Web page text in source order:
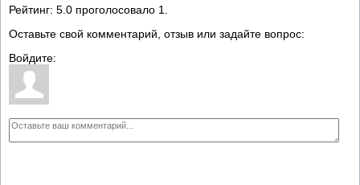
Рейтинг: 5.0 проголосовало 1
Оставьте свой комментарий, отзыв или задайте вопрос:
Войдите: